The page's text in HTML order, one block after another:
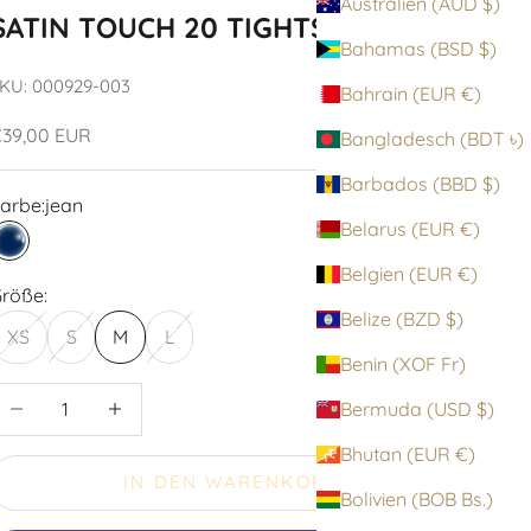
Bahamas (BSD $)
Bahrain (EUR €)
Bangladesch (BDT ৳)
Barbados (BBD $)
Belarus (EUR €)
Belgien (EUR €)
Belize (BZD $)
Benin (XOF Fr)
Bermuda (USD $)
Bhutan (EUR €)
Bolivien (BOB Bs.)
TOUCH 20 TIGHTS
000929-003
EUR
jean
jean
XS
S M L
Anzahl verringernAnzahl erhöhen
IN DEN WARENKORB